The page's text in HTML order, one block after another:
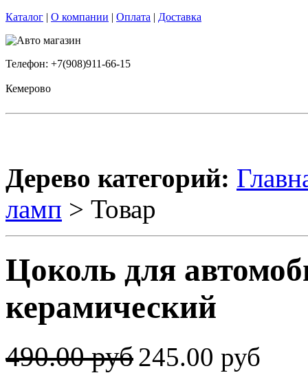
Каталог | О компании | Оплата | Доставка
Телефон: +7(908)911-66-15
Кемерово
Дерево категорий:
ламп > Товар
Цоколь для
керамический
490.00 руб245.00 руб